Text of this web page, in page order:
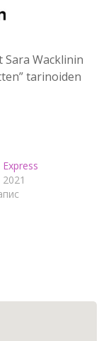
Wacklinin
tarinoiden